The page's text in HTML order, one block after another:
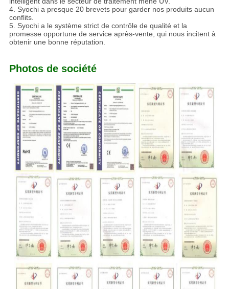
4. Syochi a presque 20 brevets pour garder nos produits aucun
conflits.
5. Syochi a le système strict de contrôle de qualité et la
promesse opportune de service après-vente, qui nous incitent à
obtenir une bonne réputation.
Photos de société